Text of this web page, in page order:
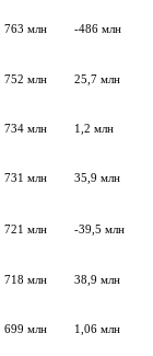
763 млн -486 млн
752 млн 25,7 млн
734 млн 1,2 млн
731 млн 35,9 млн
721 млн -39,5 млн
718 млн 38,9 млн
699 млн 1,06 млн